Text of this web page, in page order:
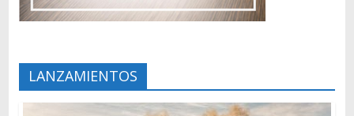
LANZAMIENTOS